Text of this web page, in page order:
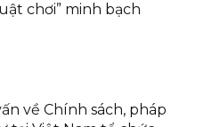
chơi” minh bạch
về Chính sách, pháp